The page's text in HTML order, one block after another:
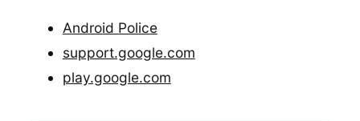
Android Police
support.google.com
play.google.com